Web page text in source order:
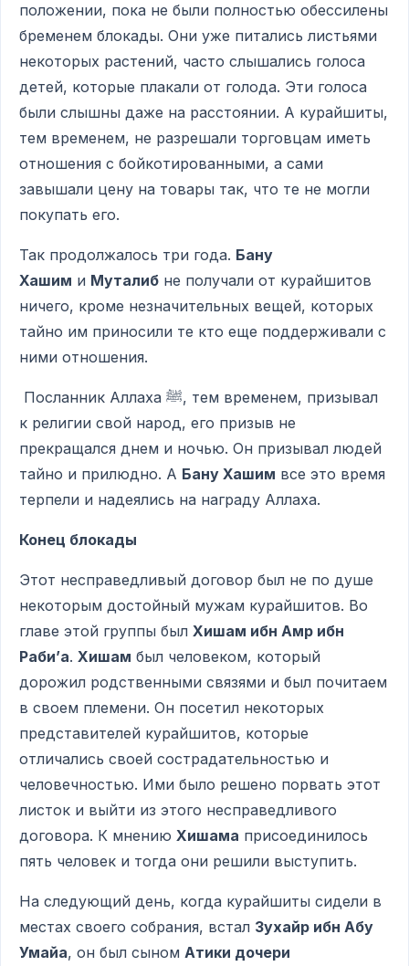
положении, пока не были полностью обессилены
бременем блокады. Они уже питались листьями
некоторых растений, часто слышались голоса
детей, которые плакали от голода. Эти голоса
были слышны даже на расстоянии. А курайшиты,
тем временем, не разрешали торговцам иметь
отношения с бойкотированными, а сами
завышали цену на товары так, что те не могли
покупать его.
Так продолжалось три года. Бану
Хашим и Муталиб не получали от курайшитов
ничего, кроме незначительных вещей, которых
тайно им приносили те кто еще поддерживали с
ними отношения.
Посланник Аллаха ﷺ, тем временем, призывал
к религии свой народ, его призыв не
прекращался днем и ночью. Он призывал людей
тайно и прилюдно. А Бану Хашим все это время
терпели и надеялись на награду Аллаха.
Конец блокады
Этот несправедливый договор был не по душе
некоторым достойный мужам курайшитов. Во
главе этой группы был Хишам ибн Амр ибн
Раби’а. Хишам был человеком, который
дорожил родственными связями и был почитаем
в своем племени. Он посетил некоторых
представителей курайшитов, которые
отличались своей сострадательностью и
человечностью. Ими было решено порвать этот
листок и выйти из этого несправедливого
договора. К мнению Хишама присоединилось
пять человек и тогда они решили выступить.
На следующий день, когда курайшиты сидели в
местах своего собрания, встал Зухайр ибн Абу
Умайа, он был сыном Атики дочери